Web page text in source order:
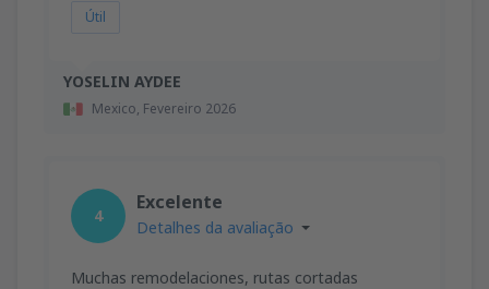
YOSELIN AYDEE
Mexico, Fevereiro 2026
Útil
4
Excelente
Detalhes da avaliação
Muchas remodelaciones, rutas cortadas